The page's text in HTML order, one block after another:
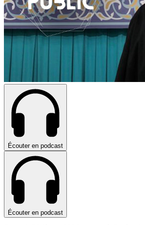
Écouter en podcast
Écouter en podcast